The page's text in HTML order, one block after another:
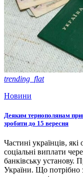
trending_flat
Новини
Деяким тернополянам
зробити до 15 вересня
Частині українців,
соціальні виплати
банківську установу.
України. Що потрібно